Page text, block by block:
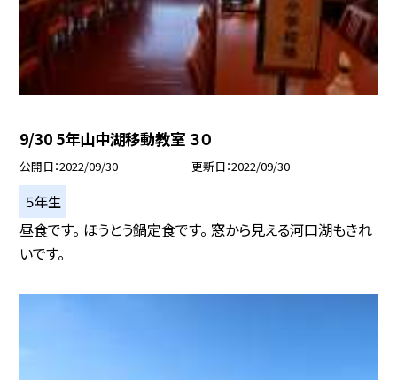
9/30 5年山中湖移動教室 ３０
公開日 2022/09/30 更新日 2022/09/30
５年生
昼食です。 ほうとう鍋定食です。 窓から見える河口湖もきれ
いです。